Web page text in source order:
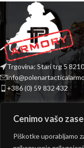
Cenimo vašo
Piškotke uporabljamo
Trgovina: Stari trg 5
+386 (0) 59 832 432